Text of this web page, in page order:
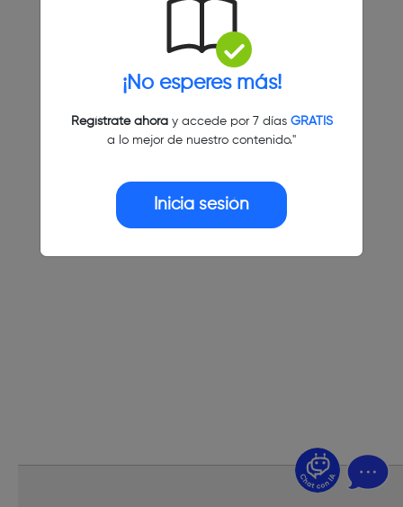
¡No esperes más!
Regístrate ahoray accede por 7 días GRATIS
a lo mejor de nuestro contenido."
Inicia sesión